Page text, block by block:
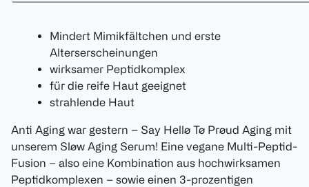
Mindert Mimikfältchen und erste
Alterserscheinungen
wirksamer Peptidkomplex
für die reife Haut geeignet
strahlende Haut
Anti Aging war gestern – Say Hellø Tø Prøud Aging mit
unserem Sløw Aging Serum! Eine vegane Multi-Peptid-
Fusion – also eine Kombination aus hochwirksamen
Peptidkomplexen – sowie einen 3-prozentigen